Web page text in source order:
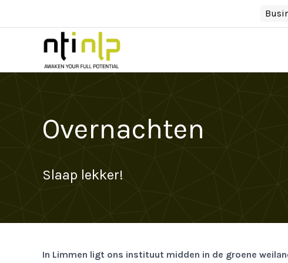
Overnachten
Slaap lekker!
In Limmen ligt ons instituut midden in de groene